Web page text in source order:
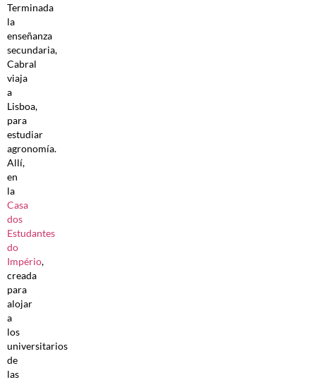
Terminada
la
enseñanza
secundaria,
Cabral
viaja
a
Lisboa,
para
estudiar
agronomía.
Allí,
en
la
Casa
dos
Estudantes
do
Império,
creada
para
alojar
a
los
universitarios
de
las